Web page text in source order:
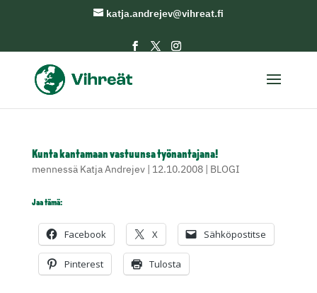
katja.andrejev@vihreat.fi
Kunta kantamaan vastuunsa työnantajana!
mennessä Katja Andrejev| 12.10.2008| BLOGI
Jaa tämä:
Facebook X Sähköpostitse
Pinterest Tulosta